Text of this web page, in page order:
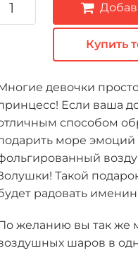
Купить
девочки
Если ваша
способом
море
Такой
радовать
желанию вы так же
шаров в